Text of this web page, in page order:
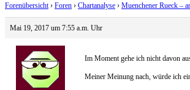
Forenübersicht › Foren › Chartanalyse › Muenchener Rueck –
Mai 19, 2017 um 7:55 a.m. Uhr
Im Moment gehe ich nicht davon
Meiner Meinung nach, würde ich